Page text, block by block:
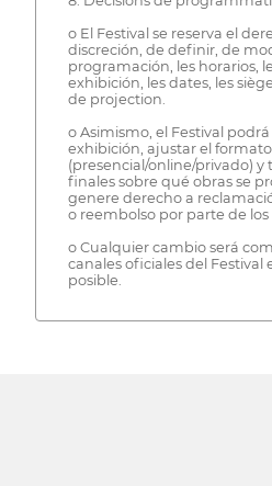
o El Festival se reserva el
discreción, de definir, de
programación, les horarios,
exhibición, les dates, les
de projection.
o Asimismo, el Festival
exhibición, ajustar el formato
(presencial/online/privado) y
finales sobre qué obras se
genere derecho a
o reembolso por parte de
o Cualquier cambio será
canales oficiales del Festival
posible.